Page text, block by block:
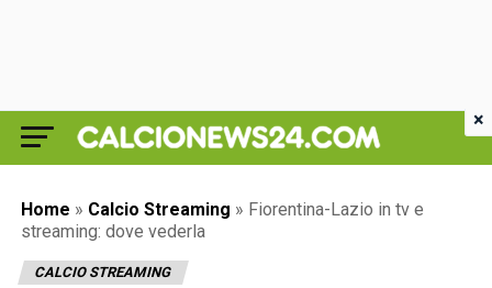
Home » Calcio Streaming » Fiorentina-Lazio in tv e
streaming: dove vederla
CALCIO STREAMING
×